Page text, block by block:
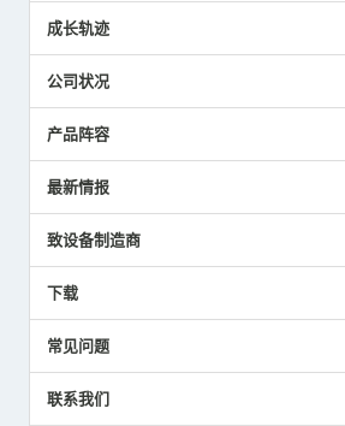
成长轨迹
公司状况
致词
主要获奖经历
国家/地区/语言
产品阵容
对刀仪
气压式精密定位传感器
最新情报
美德龙的技术
员工博客
中小企业BCP地震对策
传感器技术指南
社长博客
致设备制造商
下载
常见问题
联系我们